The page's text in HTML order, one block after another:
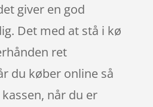
giver en god
Det med at stå i kø
ret
du køber online så
når du er